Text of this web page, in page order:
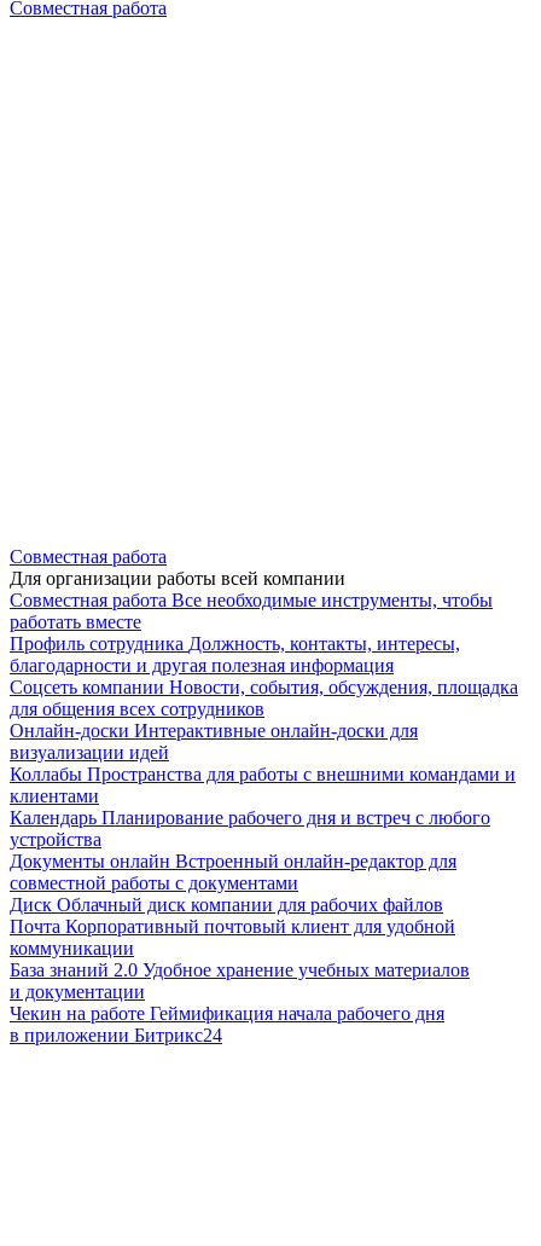
Совместная работа
Совместная работа
Для организации работы всей компании
Совместная работа Все необходимые инструменты, чтобы
работать вместе
Профиль сотрудника Должность, контакты, интересы,
благодарности и другая полезная информация
Соцсеть компании Новости, события, обсуждения, площадка
для общения всех сотрудников
Онлайн-доски Интерактивные онлайн-доски для
визуализации идей
Коллабы Пространства для работы с внешними командами и
клиентами
Календарь Планирование рабочего дня и встреч с любого
устройства
Документы онлайн Встроенный онлайн-редактор для
совместной работы с документами
Диск Облачный диск компании для рабочих файлов
Почта Корпоративный почтовый клиент для удобной
коммуникации
База знаний 2.0 Удобное хранение учебных материалов
и документации
Чекин на работе Геймификация начала рабочего дня
в приложении Битрикс24